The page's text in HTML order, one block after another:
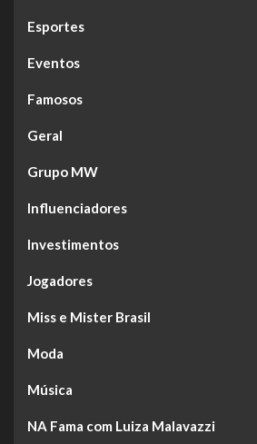
Esportes
Eventos
Famosos
Geral
Grupo MW
Influenciadores
Investimentos
Jogadores
Miss e Mister Brasil
Moda
Música
NA Fama com Luiza Malavazzi